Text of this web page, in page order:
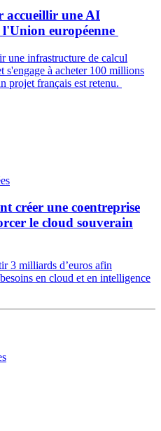
accueillir une AI
européenne
une infrastructure de calcul
s'engage à acheter 100 millions
projet français est retenu.
créer une coentreprise
le cloud souverain
3 milliards d’euros afin
en cloud et en intelligence